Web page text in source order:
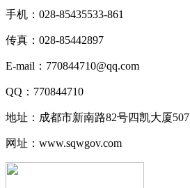
手机：028-85435533-861
传真：028-85442897
E-mail：770844710@qq.com
QQ：770844710
地址：成都市新南路82号四凯大厦507
网址：www.sqwgov.com